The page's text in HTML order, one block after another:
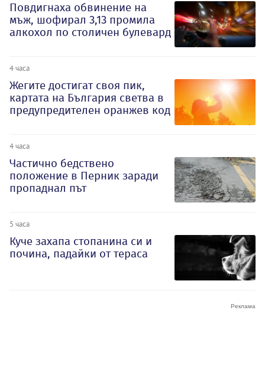
Повдигнаха обвинение на
мъж, шофирал 3,13 промила
алкохол по столичен булевард
4 часа
Жегите достигат своя пик,
картата на България светва в
предупредителен оранжев код
4 часа
Частично бедствено
положение в Перник заради
пропаднал път
5 часа
Куче захапа стопанина си и
почина, падайки от тераса